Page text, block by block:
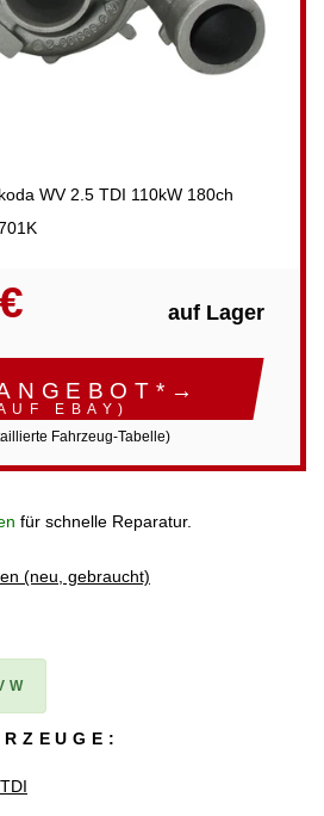
WV 2.5 TDI 110kW 180ch
auf Lager
EBAY)
Fahrzeug-Tabelle)
für schnelle Reparatur.
(neu, gebraucht)